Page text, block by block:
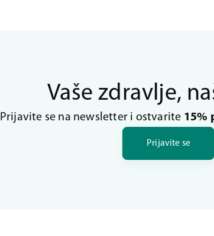
Vaše zdravlje,
Prijavite se na newsletter i ostvarite 15%
Prijavite se